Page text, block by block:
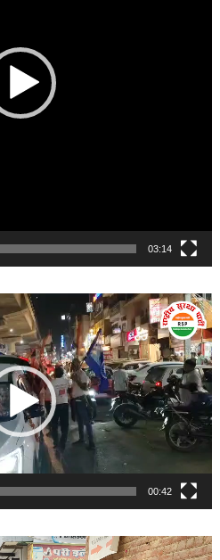
03:14
00:42